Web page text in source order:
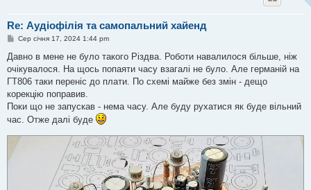
Re: Аудіофілія та самопальний хайенд
П
в
д
о
л
е
н
Сер січня 17, 2024 1:44 pm
Давно в мене не було такого Різдва. Роботи навалилося більше, ніж
очікувалося. На щось попаяти часу взагалі не було. Але германій на
ГТ806 таки переніс до плати. По схемі майже без змін - дещо
корекцію поправив.
Поки що не запускав - нема часу. Але буду рухатися як буде вільний
час. Отже далі буде